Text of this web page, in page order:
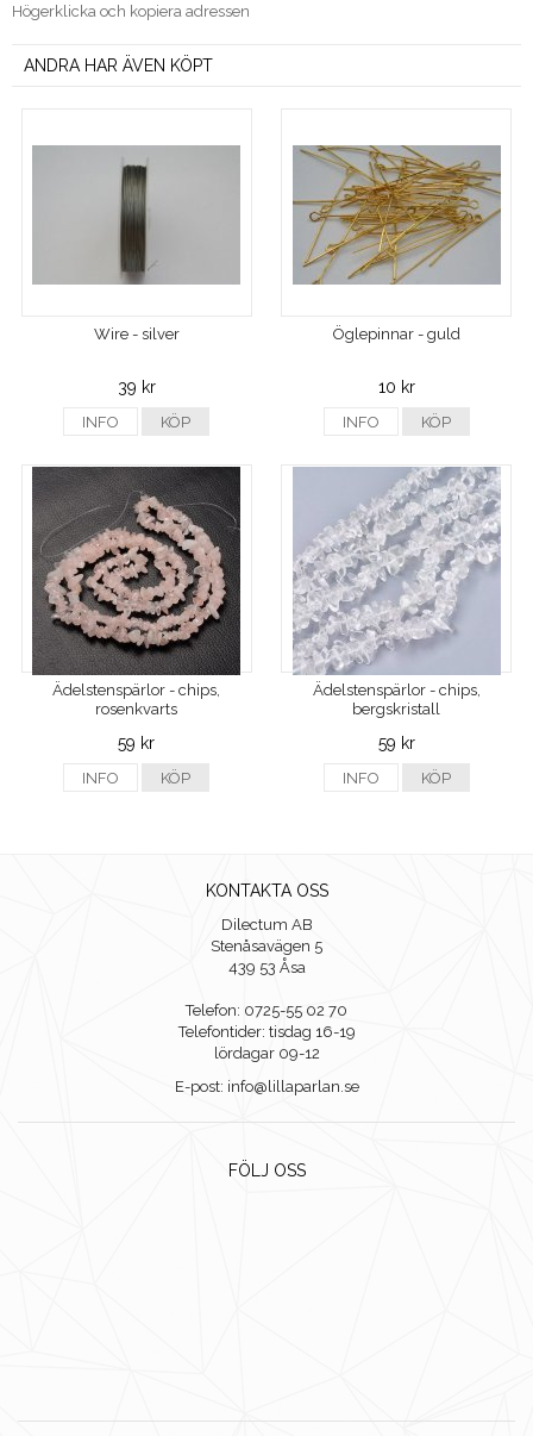
Högerklicka och kopiera adressen
ANDRA HAR ÄVEN KÖPT
Wire - silver
39 kr
INFO KÖP
Öglepinnar - guld
10 kr
INFO KÖP
Ädelstenspärlor - chips,
rosenkvarts
59 kr
INFO KÖP
Ädelstenspärlor - chips,
bergskristall
59 kr
INFO KÖP
KONTAKTA OSS
Dilectum AB
Stenåsavägen 5
439 53 Åsa
Telefon: 0725-55 02 70
Telefontider: tisdag 16-19
lördagar 09-12
E-post: info@lillaparlan.se
FÖLJ OSS